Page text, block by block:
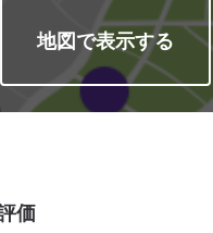
地図で表示する
価